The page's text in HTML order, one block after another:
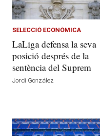
SELECCIÓ ECONÒMICA
LaLiga defensa la seva
posició després de la
sentència del Suprem
Jordi González